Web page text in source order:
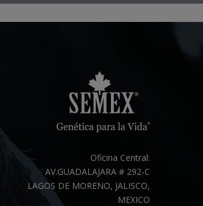
Oficina Central:
AV.GUADALAJARA # 292-C
LAGOS DE MORENO, JALISCO,
MEXICO